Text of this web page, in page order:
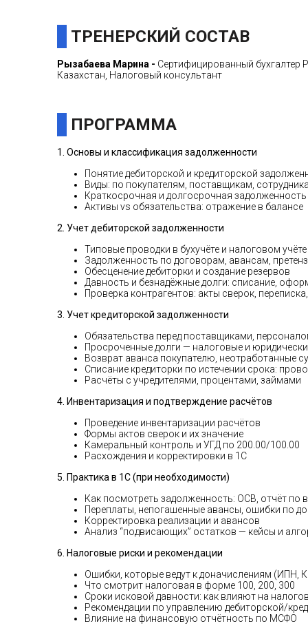
ТРЕНЕРСКИЙ СОСТАВ
Рызабаева Марина - Сертифицированный
Казахстан, Налоговый консультант
ПРОГРАММА
1. Основы и классификация задолженности
Понятие дебиторской и кредиторской
Виды: по покупателям, поставщикам,
Краткосрочная и долгосрочная задолженность
Активы vs обязательства: отражение в балансе
2. Учет дебиторской задолженности
Типовые проводки в бухучёте и налоговом учёте
Задолженность по договорам, авансам,
Обесценение дебиторки и создание резервов
Давность и безнадёжные долги: списание,
Проверка контрагентов: акты сверок,
3. Учет кредиторской задолженности
Обязательства перед поставщиками,
Просроченные долги — налоговые и
Возврат аванса покупателю, неотработанные
Списание кредиторки по истечении срока:
Расчёты с учредителями, процентами, займами
4. Инвентаризация и подтверждение расчётов
Проведение инвентаризации расчётов
Формы актов сверок и их значение
Камеральный контроль и УГД по 200.00/100.00
Расхождения и корректировки в 1С
5. Практика в 1С (при необходимости)
Как посмотреть задолженность: ОСВ, отчёт по
Переплаты, непогашенные авансы, ошибки по
Корректировка реализации и авансов
Анализ “подвисающих” остатков — кейсы и
6. Налоговые риски и рекомендации
Ошибки, которые ведут к доначислениям (ИПН,
Что смотрит налоговая в форме 100, 200, 300
Сроки исковой давности: как влияют на
Рекомендации по управлению дебиторской/
Влияние на финансовую отчётность по МСФО